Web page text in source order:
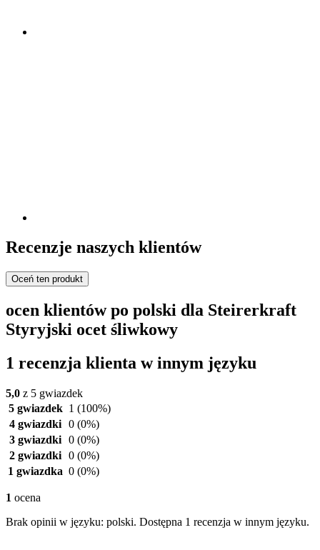
Recenzje naszych klientów
Oceń ten produkt
ocen klientów po polski dla Steirerkraft
Styryjski ocet śliwkowy
1 recenzja klienta w innym języku
5,0 z 5 gwiazdek
5 gwiazdek 1 (100%)
4 gwiazdki 0 (0%)
3 gwiazdki 0 (0%)
2 gwiazdki 0 (0%)
1 gwiazdka 0 (0%)
1 ocena
Brak opinii w języku: polski. Dostępna 1 recenzja w innym języku.